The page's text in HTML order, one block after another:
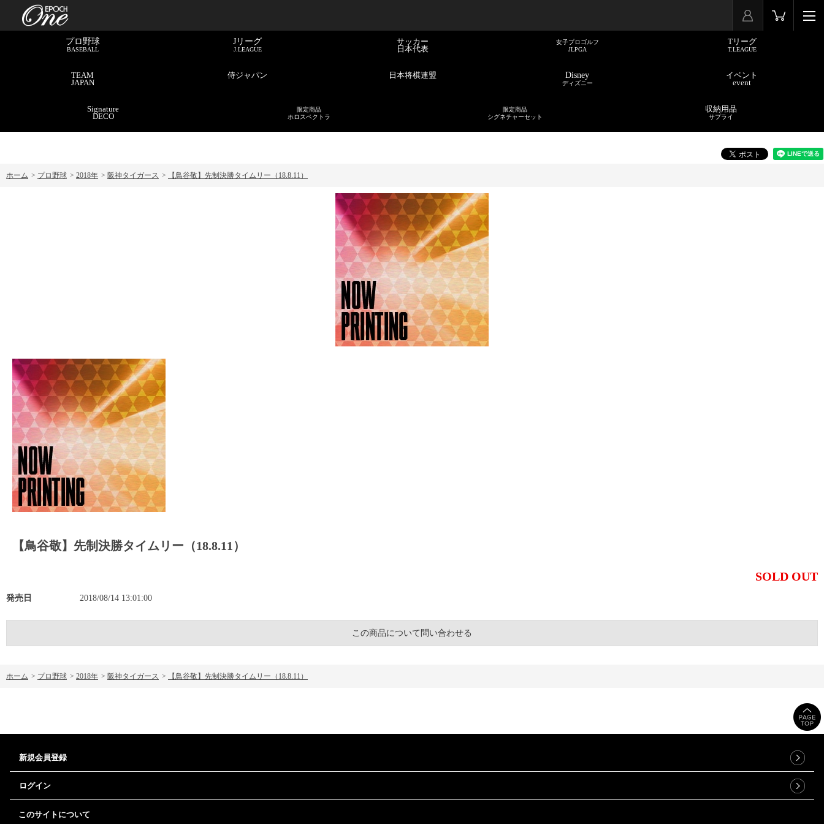
プロ野球
BASEBALL
Jリーグ
J.LEAGUE
サッカー
日本代表
女子プロゴルフ
JLPGA
Tリーグ
T.LEAGUE
TEAM
JAPAN
侍ジャパン 日本将棋連盟 Disney
ディズニー
イベント
event
Signature
DECO
限定商品
ホロスペクトラ
限定商品
シグネチャーセット
収納用品
サプライ
ホーム > プロ野球 > 2018年 > 阪神タイガース > 【鳥谷敬】先制決勝タイムリー（18.8.11）
【鳥谷敬】先制決勝タイムリー（18.8.11）
SOLD OUT
発売日 2018/08/14 13:01:00
この商品について問い合わせる
ホーム > プロ野球 > 2018年 > 阪神タイガース > 【鳥谷敬】先制決勝タイムリー（18.8.11）
新規会員登録
ログイン
このサイトについて